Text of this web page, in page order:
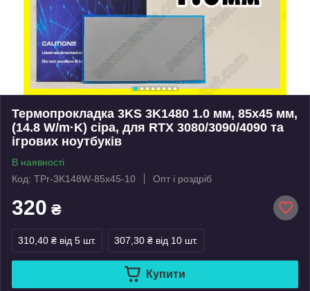
Термопрокладка 3KS 3K1480 1.0 мм, 85x45 мм,
(14.8 W/m·K) сіра, для RTX 3080/3090/4090 та
ігрових ноутбуків
В наявності
Код: TPr-3K148W-85x45-10
Опт і роздріб
320 ₴
310,40 ₴ від 5 шт. 307,30 ₴ від 10 шт.
Купити